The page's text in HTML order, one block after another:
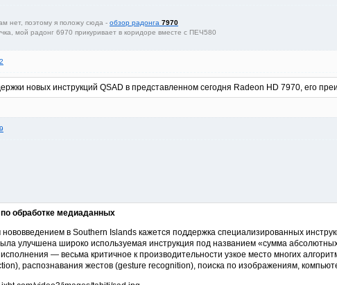
нет, поэтому я положу сюда - обзор радонга 7970
мой радонг 6970 прикуривает в коридоре вместе с ПЕЧ580
новых инструкций QSAD в представленном сегодня Radeon HD 7970, его
обработке медиаданных
в Southern Islands кажется поддержка специализированных
улучшена широко используемая инструкция под названием «сумма
— весьма критичное к производительности узкое место многих
распознавания жестов (gesture recognition), поиска по изображениям,